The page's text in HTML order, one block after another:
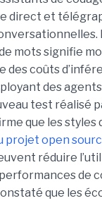
direct et
mots signifie
des coûts
des
test réalisé
que les styles
projet open
réduire
de
que les